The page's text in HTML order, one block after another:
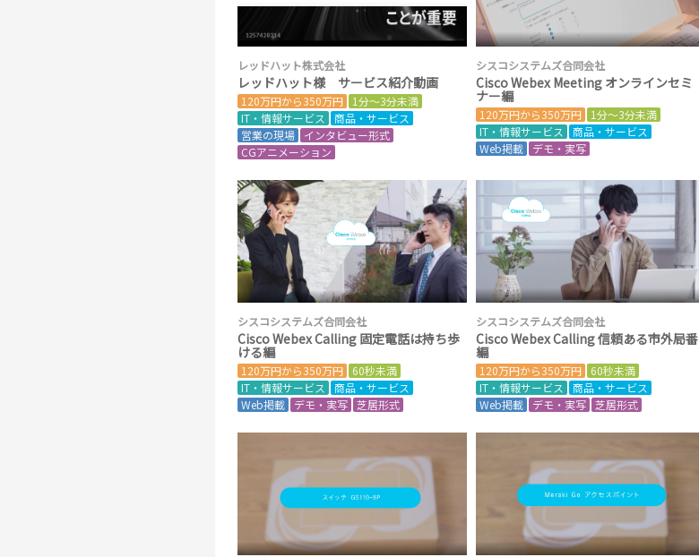
レッドハット株式会社
レッドハット様 サービス紹介動画
120万円から350万円
1分～3分未満
IT・情報サービス
商品・サービス
営業の現場
インタビュー形式
CGアニメーション
シスコシステムズ合同会社
Cisco Webex Meeting オンラインセミ
ナー編
120万円から350万円
1分～3分未満
IT・情報サービス
商品・サービス
Web掲載
デモ・実写
シスコシステムズ合同会社
Cisco Webex Calling 固定電話は持ち歩
ける編
120万円から350万円
60秒未満
IT・情報サービス
商品・サービス
Web掲載
デモ・実写 芝居形式
シスコシステムズ合同会社
Cisco Webex Calling 信頼ある市外局番
編
120万円から350万円
60秒未満
IT・情報サービス
商品・サービス
Web掲載
デモ・実写 芝居形式